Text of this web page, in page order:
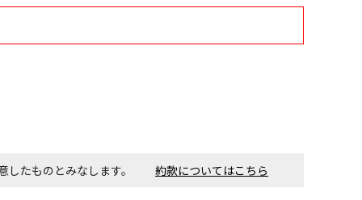
意したものとみなします。 約款についてはこちら